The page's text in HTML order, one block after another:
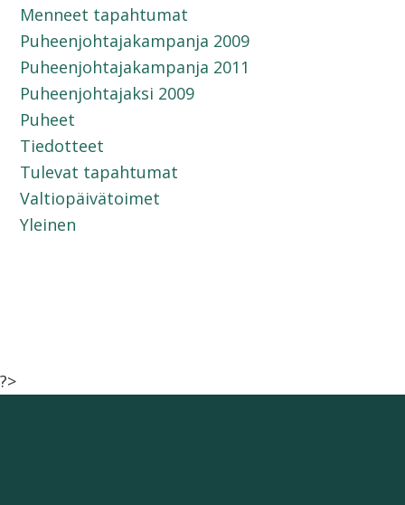
Menneet tapahtumat
Puheenjohtajakampanja 2009
Puheenjohtajakampanja 2011
Puheenjohtajaksi 2009
Puheet
Tiedotteet
Tulevat tapahtumat
Valtiopäivätoimet
Yleinen
?>